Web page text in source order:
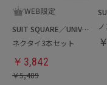
SUIT SQUARE／UNIVERSAL LANGUAGE
ネクタイ3本セット
￥ 3,842
￥5,489
￥